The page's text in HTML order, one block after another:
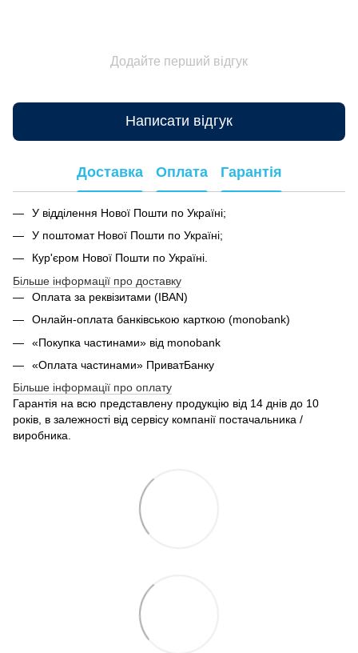
Додайте перший відгук
Написати відгук
Доставка Оплата Гарантія
У відділення Нової Пошти по Україні;
У поштомат Нової Пошти по Україні;
Кур'єром Нової Пошти по Україні.
Більше інформації про доставку
Оплата за реквізитами (IBAN)
Онлайн-оплата банківською карткою (monobank)
«Покупка частинами» від monobank
«Оплата частинами» ПриватБанку
Більше інформації про оплату
Гарантія на всю представлену продукцію від 14 днів до 10
років, в залежності від сервісу компанії постачальника /
виробника.